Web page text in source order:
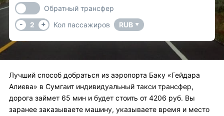
Обратный трансфер
-
2 + Кол пассажиров RUB ▼
Лучший способ добраться из аэропорта Баку «Гейдара
Алиева» в Сумгаит индивидуальный такси трансфер,
дорога займет 65 мин и будет стоить от 4206 руб. Вы
заранее заказываете машину, указываете время и место